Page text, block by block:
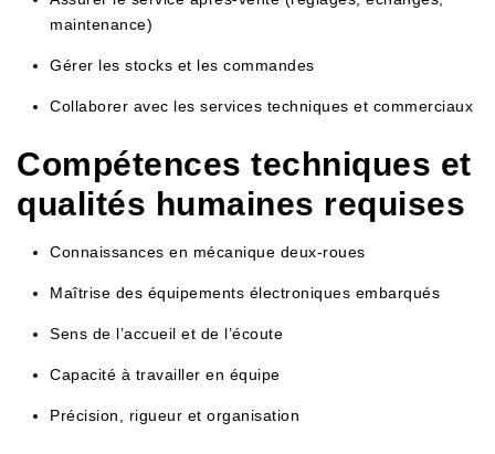
maintenance)
Gérer les stocks et les commandes
Collaborer avec les services techniques et commerciaux
Compétences techniques et
qualités humaines requises
Connaissances en mécanique deux-roues
Maîtrise des équipements électroniques embarqués
Sens de l’accueil et de l’écoute
Capacité à travailler en équipe
Précision, rigueur et organisation